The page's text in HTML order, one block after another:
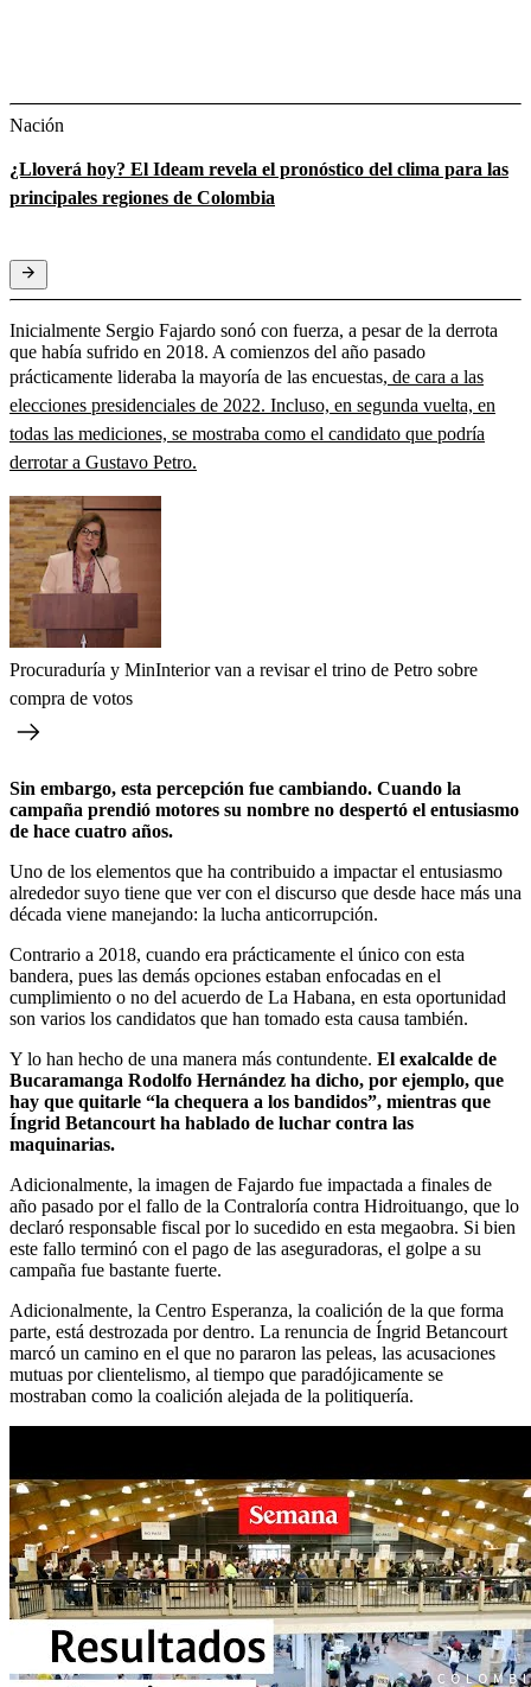
Nación
¿Lloverá hoy? El Ideam revela el pronóstico del clima para las
principales regiones de Colombia
Inicialmente Sergio Fajardo sonó con fuerza, a pesar de la derrota
que había sufrido en 2018. A comienzos del año pasado
prácticamente lideraba la mayoría de las encuestas, de cara a las
elecciones presidenciales de 2022. Incluso, en segunda vuelta, en
todas las mediciones, se mostraba como el candidato que podría
derrotar a Gustavo Petro.
Procuraduría y MinInterior van a revisar el trino de Petro sobre
compra de votos
Sin embargo, esta percepción fue cambiando. Cuando la
campaña prendió motores su nombre no despertó el entusiasmo
de hace cuatro años.
Uno de los elementos que ha contribuido a impactar el entusiasmo
alrededor suyo tiene que ver con el discurso que desde hace más una
década viene manejando: la lucha anticorrupción.
Contrario a 2018, cuando era prácticamente el único con esta
bandera, pues las demás opciones estaban enfocadas en el
cumplimiento o no del acuerdo de La Habana, en esta oportunidad
son varios los candidatos que han tomado esta causa también.
Y lo han hecho de una manera más contundente. El exalcalde de
Bucaramanga Rodolfo Hernández ha dicho, por ejemplo, que
hay que quitarle “la chequera a los bandidos”, mientras que
Íngrid Betancourt ha hablado de luchar contra las
maquinarias.
Adicionalmente, la imagen de Fajardo fue impactada a finales de
año pasado por el fallo de la Contraloría contra Hidroituango, que lo
declaró responsable fiscal por lo sucedido en esta megaobra. Si bien
este fallo terminó con el pago de las aseguradoras, el golpe a su
campaña fue bastante fuerte.
Adicionalmente, la Centro Esperanza, la coalición de la que forma
parte, está destrozada por dentro. La renuncia de Íngrid Betancourt
marcó un camino en el que no pararon las peleas, las acusaciones
mutuas por clientelismo, al tiempo que paradójicamente se
mostraban como la coalición alejada de la politiquería.